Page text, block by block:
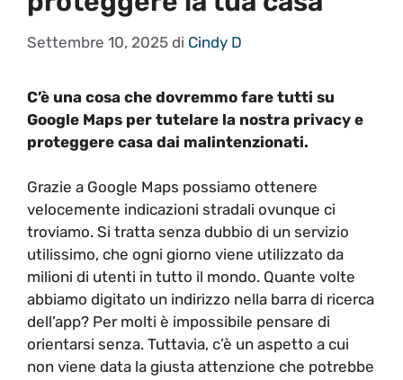
Settembre 10, 2025 di Cindy D
C’è una cosa che dovremmo fare tutti su
Google Maps per tutelare la nostra privacy e
proteggere casa dai malintenzionati.
Grazie a Google Maps possiamo ottenere
velocemente indicazioni stradali ovunque ci
troviamo. Si tratta senza dubbio di un servizio
utilissimo, che ogni giorno viene utilizzato da
milioni di utenti in tutto il mondo. Quante volte
abbiamo digitato un indirizzo nella barra di ricerca
dell’app? Per molti è impossibile pensare di
orientarsi senza. Tuttavia, c’è un aspetto a cui
non viene data la giusta attenzione che potrebbe